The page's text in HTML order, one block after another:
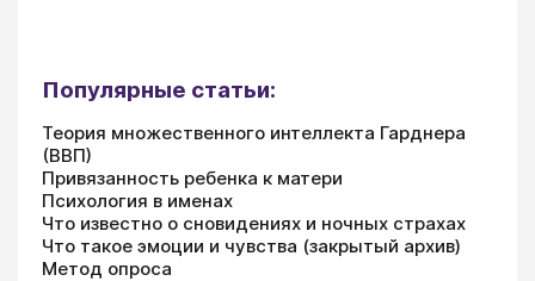
Популярные статьи:
Теория множественного интеллекта Гарднера
(ВВП)
Привязанность ребенка к матери
Психология в именах
Что известно о сновидениях и ночных страхах
Что такое эмоции и чувства (закрытый архив)
Метод опроса